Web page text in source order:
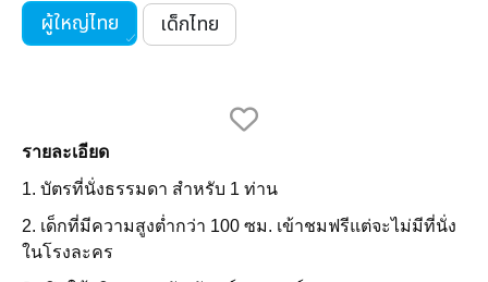
ผู้ใหญ่ไทย เด็กไทย
รายละเอียด
1. บัตรที่นั่งธรรมดา สำหรับ 1 ท่าน
2. เด็กที่มีความสูงต่ำกว่า 100 ซม. เข้าชมฟรีแต่จะไม่มีที่นั่ง
ในโรงละคร